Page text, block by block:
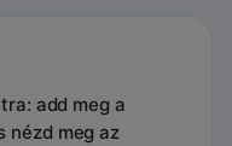
add meg a
nézd meg az